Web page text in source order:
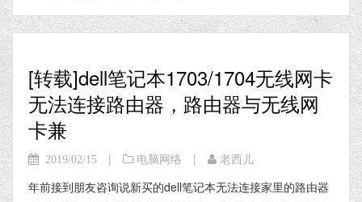
[转载]dell笔记本1703/1704无线网卡
无法连接路由器，路由器与无线网
卡兼
2019/02/15 | 电脑网络 | 老西儿
年前接到朋友咨询说新买的dell笔记本无法连接家里的路由器